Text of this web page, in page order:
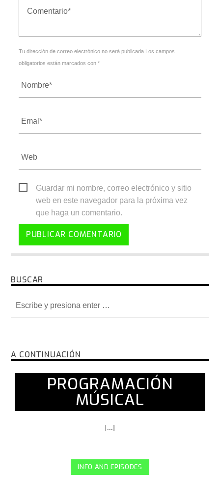
Tu dirección de correo electrónico no será publicada.Los campos
obligatorios están marcados con *
Guardar mi nombre, correo electrónico y sitio
web en este navegador para la próxima vez
que haga un comentario.
BUSCAR
A CONTINUACIÓN
PROGRAMACIÓN
MÚSICAL
[...]
INFO AND EPISODES